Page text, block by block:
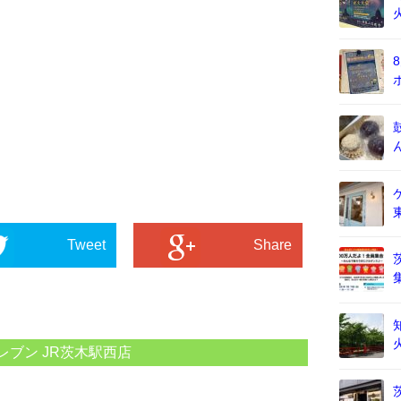
Tweet Share
ブン JR茨木駅西店